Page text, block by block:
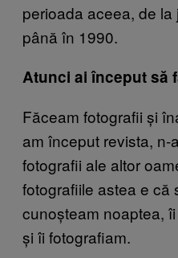
perioada aceea, de
până în 1990.
Atunci aiînceput să
Făceam fotografii și
am început revista, n-
fotografii ale altor
fotografiile astea e că
cunoșteam noaptea,
și îi fotografiam.